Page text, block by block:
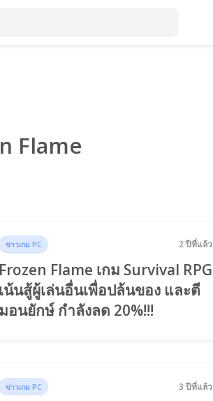
Flame
ข่าวเกม PC 2 ปีที่แล้ว
Frozen Flame เกม Survival RPG
เน้นสู้ผู้เล่นอื่นเพื่อปล้นของ และตี
มอนยักษ์ กำลังลด 20%!!!
ข่าวเกม PC 3 ปีที่แล้ว